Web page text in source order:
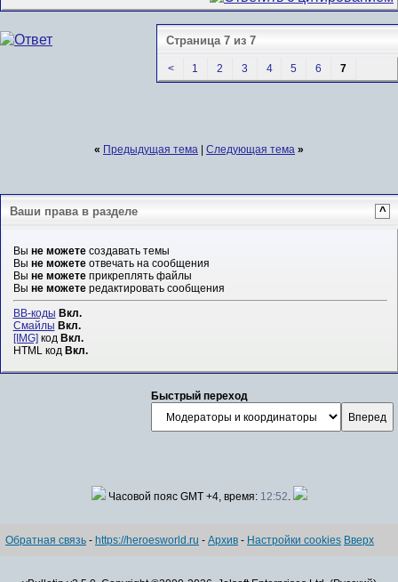
Страница 7 из 7
< 1 2 3 4 5 6 7
« Предыдущая тема Следующая тема »
Ваши права в разделе ^
Вы не можетесоздавать темы
Вы не можетеотвечать на сообщения
Вы не можетеприкреплять файлы
Вы не можетередактировать сообщения
BB-коды Вкл.
Смайлы Вкл.
[IMG]код Вкл.
HTML код Вкл.
Быстрый переход
Часовой пояс GMT +4, время: 12:52.
Обратная связь - https://heroesworld.ru - Архив - Настройки cookies Вверх